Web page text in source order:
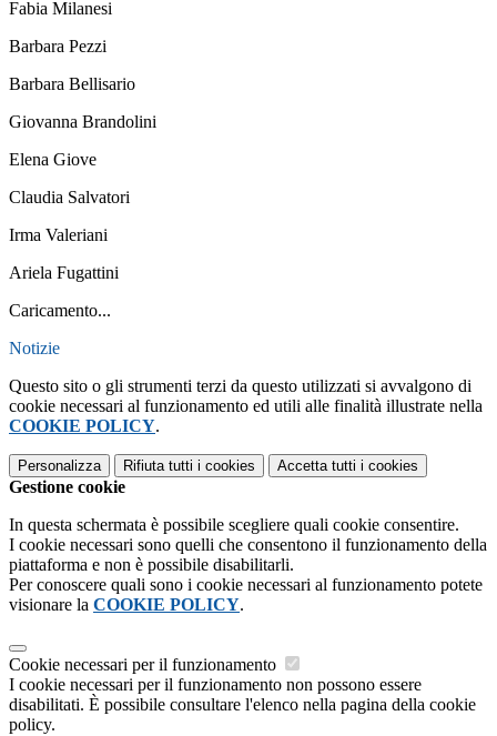
Fabia Milanesi
Barbara Pezzi
Barbara Bellisario
Giovanna Brandolini
Elena Giove
Claudia Salvatori
Irma Valeriani
Ariela Fugattini
Caricamento...
Notizie
Questo sito o gli strumenti terzi da questo utilizzati si avvalgono di
cookie necessari al funzionamento ed utili alle finalità illustrate nella
COOKIE POLICY.
Personalizza Rifiuta tutti i cookies Accetta tutti i cookies
Gestione cookie
In questa schermata è possibile scegliere quali cookie consentire.
I cookie necessari sono quelli che consentono il funzionamento della
piattaforma e non è possibile disabilitarli.
Per conoscere quali sono i cookie necessari al funzionamento potete
visionare la COOKIE POLICY.
Cookie necessari per il funzionamento
I cookie necessari per il funzionamento non possono essere
disabilitati. È possibile consultare l'elenco nella pagina della cookie
policy.